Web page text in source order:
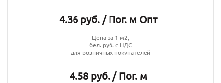
4.36 руб. / Пог. м Опт
Цена за 1 м2,
бел. руб. с НДС
для розничных покупателей
4.58 руб. / Пог. м